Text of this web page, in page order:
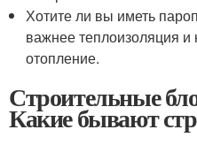
Хотите ли вы иметь
важнее теплоизоляция и
отопление.
Строительные
Какие бывают